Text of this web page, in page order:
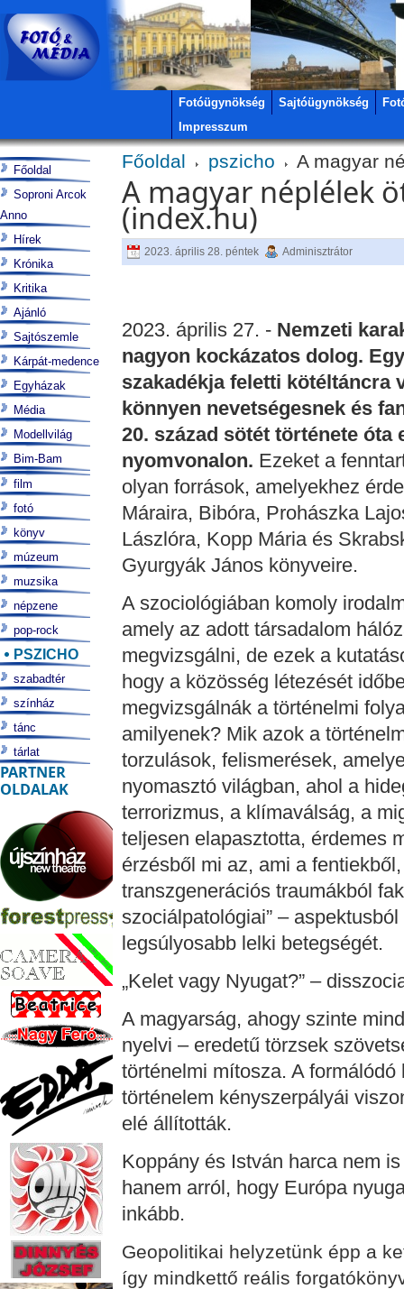
Fotóügynökség Sajtóügynökség
Impresszum
Főoldal pszicho A magyar
A magyar néplélek
(index.hu)
2023. április 28. péntek Adminisztrátor
2023. április 27. - Nemzeti
nagyon kockázatos dolog.
szakadékja feletti kötéltáncra
könnyen nevetségesnek és
20. század sötét története óta
nyomvonalon. Ezeket a
olyan források, amelyekhez
Máraira, Bibóra, Prohászka
Lászlóra, Kopp Mária és
Gyurgyák János könyveire.
A szociológiában komoly
amely az adott társadalom
megvizsgálni, de ezek a
hogy a közösség létezését
megvizsgálnák a történelmi
amilyenek? Mik azok a
torzulások, felismerések,
nyomasztó világban, ahol a
terrorizmus, a klímaválság, a
teljesen elapasztotta, érdemes
érzésből mi az, ami a
transzgenerációs traumákból
szociálpatológiai” –
legsúlyosabb lelki betegségét.
„Kelet vagy Nyugat?” –
A magyarság, ahogy szinte
nyelvi – eredetű törzsek
történelmi mítosza. A
történelem kényszerpályái
elé állították.
Koppány és István harca nem
hanem arról, hogy Európa
inkább.
Geopolitikai helyzetünk épp a
így mindkettő reális
Főoldal
Soproni Arcok
Anno
Hírek
Krónika
Kritika
Ajánló
Sajtószemle
Kárpát-medence
Egyházak
Média
Modellvilág
Bim-Bam
film
fotó
könyv
múzeum
muzsika
népzene
pop-rock
PSZICHO
szabadtér
színház
tánc
tárlat
PARTNER
OLDALAK